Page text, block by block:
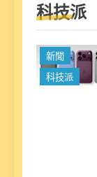
科技派
新聞
科技派